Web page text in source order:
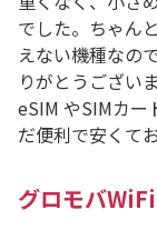
でした。ちゃん
えない機種なの
りがとうござい
eSIM やSIMカー
だ便利で安くて
グロモバ